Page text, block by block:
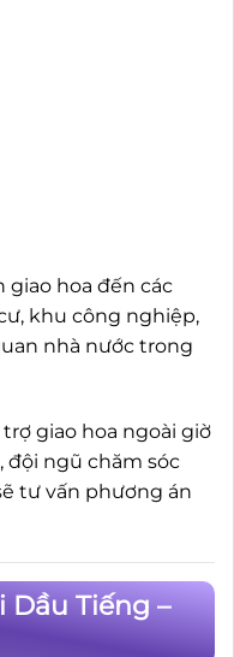
giao hoa đến các
khu công nghiệp,
nhà nước trong
giao hoa ngoài giờ
đội ngũ chăm sóc
tư vấn phương án
Dầu Tiếng –